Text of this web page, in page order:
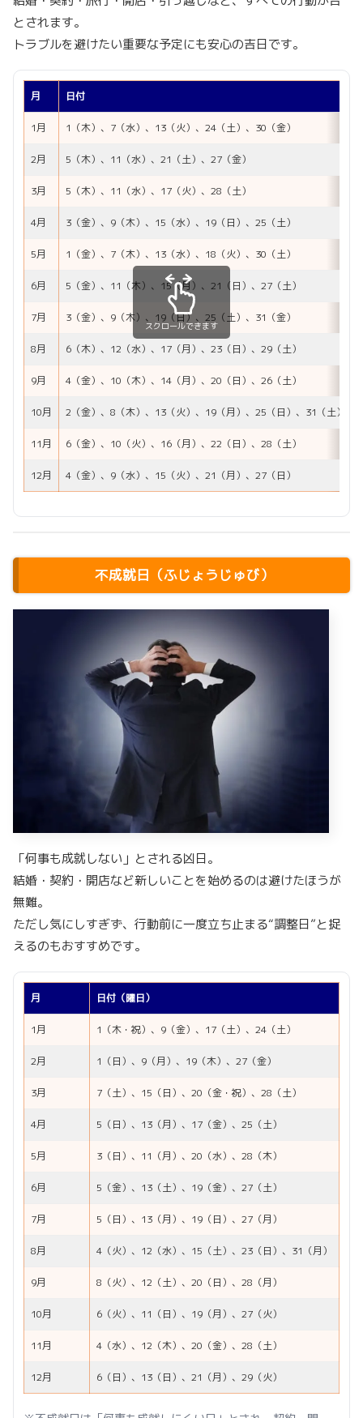
とされます。
トラブルを避けたい重要な予定にも安心の吉日です。
月 日付
1月 1（木）、7（水）、13（火）、24（土）、30（金）
2月 5（木）、11（水）、21（土）、27（金）
3月 5（木）、11（水）、17（火）、28（土）
4月 3（金）、9（木）、15（水）、19（日）、25（土）
5月 1（金）、7（木）、13（水）、18（火）、30（土）
6月 5（金）、11（木）、15（月）、21（日）、27（土）
7月 3（金）、9（木）、19（日）、25（土）、31（金）
8月 6（木）、12（水）、17（月）、23（日）、29（土）
9月 4（金）、10（木）、14（月）、20（日）、26（土）
10月 2（金）、8（木）、13（火）、19（月）、25（日）、31（土）
11月 6（金）、10（火）、16（月）、22（日）、28（土）
12月 4（金）、9（水）、15（火）、21（月）、27（日）
スクロールできます
不成就日（ふじょうじゅび）
「何事も成就しない」とされる凶日。
結婚・契約・開店など新しいことを始めるのは避けたほうが
無難。
ただし気にしすぎず、行動前に一度立ち止まる“調整日”と捉
えるのもおすすめです。
月 日付（曜日）
1月 1（木・祝）、9（金）、17（土）、24（土）
2月 1（日）、9（月）、19（木）、27（金）
3月 7（土）、15（日）、20（金・祝）、28（土）
4月 5（日）、13（月）、17（金）、25（土）
5月 3（日）、11（月）、20（水）、28（木）
6月 5（金）、13（土）、19（金）、27（土）
7月 5（日）、13（月）、19（日）、27（月）
8月 4（火）、12（水）、15（土）、23（日）、31（月）
9月 8（火）、12（土）、20（日）、28（月）
10月 6（火）、11（日）、19（月）、27（火）
11月 4（水）、12（木）、20（金）、28（土）
12月 6（日）、13（日）、21（月）、29（火）